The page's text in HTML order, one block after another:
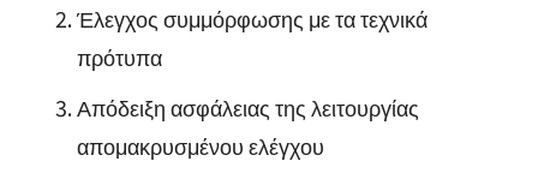
Έλεγχος συμμόρφωσης με τα τεχνικά
πρότυπα
Απόδειξη ασφάλειας της λειτουργίας
απομακρυσμένου ελέγχου